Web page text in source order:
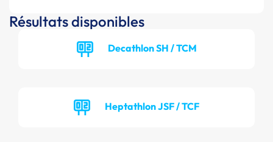
Résultats disponibles
Decathlon SH / TCM
Heptathlon JSF / TCF